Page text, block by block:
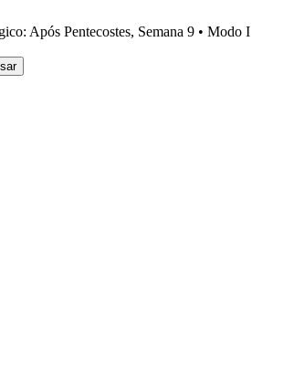
Após Pentecostes, Semana 9 • Modo I